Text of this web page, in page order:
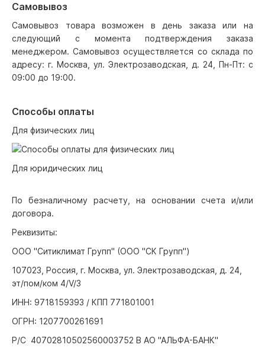
Самовывоз
Самовывоз товара возможен в день заказа или на
следующий с момента подтверждения заказа
менеджером. Самовывоз осуществляется со склада по
адресу: г. Москва, ул. Электрозаводская, д. 24, Пн-Пт: с
09:00 до 19:00.
Способы оплаты
Для физических лиц
Для юридических лиц
По безналичному расчету, на основании счета и/или
договора.
Реквизиты:
ООО "Ситиклимат Групп" (ООО "СК Групп")
107023, Россия, г. Москва, ул. Электрозаводская, д. 24,
эт/пом/ком 4/V/3
ИНН: 9718159393 / КПП 771801001
ОГРН: 1207700261691
Р/С 40702810502560003752 В АО "АЛЬФА-БАНК"